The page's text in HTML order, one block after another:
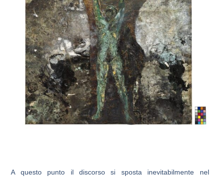
A questo punto il discorso si sposta inevitabilmente nel